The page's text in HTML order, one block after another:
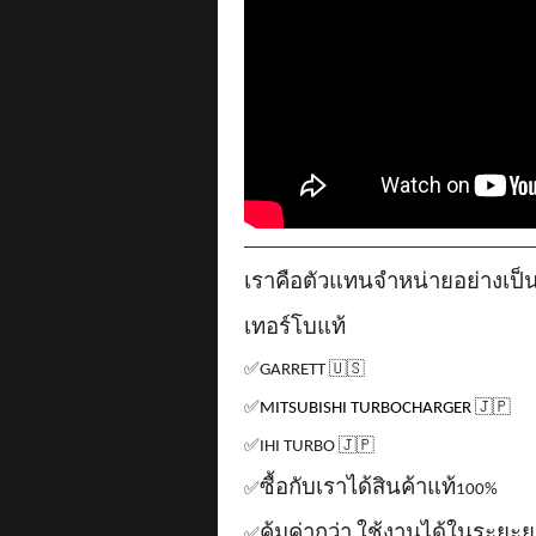
เราคือตัวแทนจำหน่ายอย่างเป็
เทอร์โบแท้
✅GARRETT🇺🇸
✅MITSUBISHI TURBOCHARGER 🇯🇵
✅IHI TURBO 🇯🇵
✅ซื้อกับเราได้สินค้าแท้100%